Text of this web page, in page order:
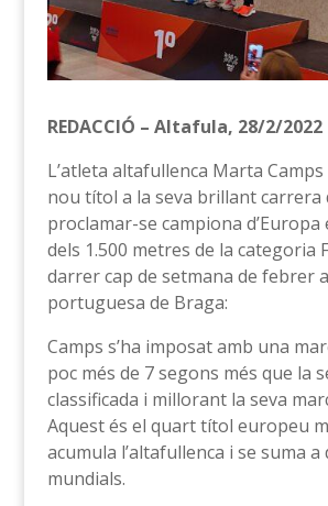
REDACCIÓ – Altafula, 28/2/2022
L’atleta altafullenca Marta
nou títol a la seva brillant carrera
proclamar-se campiona d’Europa
dels 1.500 metres de la categoria
darrer cap de setmana de febrer
portuguesa de Braga:
Camps s’ha imposat amb una
poc més de 7 segons més que la
classificada i millorant la seva
Aquest és el quart títol europeu
acumula l’altafullenca i se suma
mundials.